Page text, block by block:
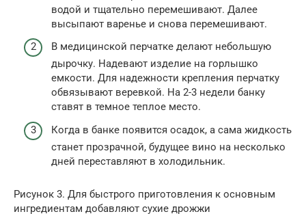
водой и тщательно перемешивают. Далее
высыпают варенье и снова перемешивают.
В медицинской перчатке делают небольшую
дырочку. Надевают изделие на горлышко
емкости. Для надежности крепления перчатку
обвязывают веревкой. На 2-3 недели банку
ставят в темное теплое место.
Когда в банке появится осадок, а сама жидкость
станет прозрачной, будущее вино на несколько
дней переставляют в холодильник.
Рисунок 3. Для быстрого приготовления к основным
ингредиентам добавляют сухие дрожжи